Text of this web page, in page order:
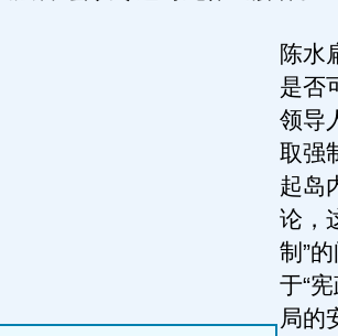
陈水
是否
领导
取强
起岛
论，
制”
于“
局的